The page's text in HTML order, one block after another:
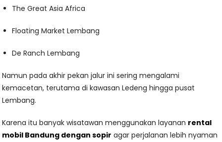
The Great Asia Africa
Floating Market Lembang
De Ranch Lembang
Namun pada akhir pekan jalur ini sering mengalami
kemacetan, terutama di kawasan Ledeng hingga pusat
Lembang.
Karena itu banyak wisatawan menggunakan layanan rental
mobil Bandung dengan sopir agar perjalanan lebih nyaman